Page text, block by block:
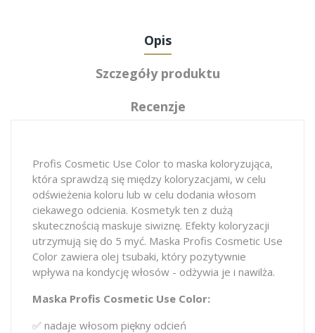
Opis
Szczegóły produktu
Recenzje
Profis Cosmetic Use Color to maska koloryzująca,
która sprawdzą się między koloryzacjami, w celu
odświeżenia koloru lub w celu dodania włosom
ciekawego odcienia. Kosmetyk ten z dużą
skutecznością maskuje siwiznę. Efekty koloryzacji
utrzymują się do 5 myć. Maska Profis Cosmetic Use
Color zawiera olej tsubaki, który pozytywnie
wpływa na kondycję włosów - odżywia je i nawilża.
Maska Profis Cosmetic Use Color:
✅ nadaje włosom piękny odcień